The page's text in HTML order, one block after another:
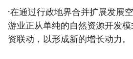
·在通过行政地界合并扩展发展
游业正从单纯的自然资源开发
资联动，以形成新的增长动力。